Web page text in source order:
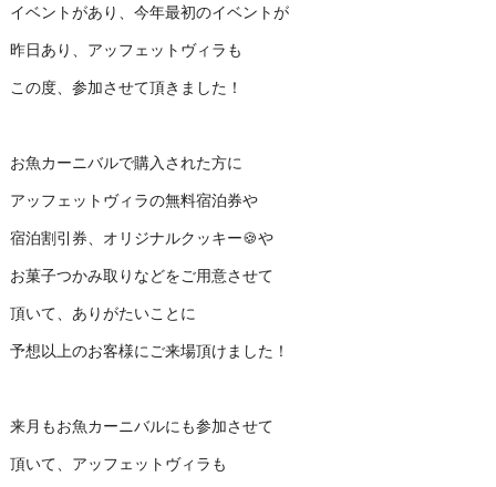
イベントがあり、今年最初のイベントが
昨日あり、アッフェットヴィラも
この度、参加させて頂きました！
お魚カーニバルで購入された方に
アッフェットヴィラの無料宿泊券や
宿泊割引券、オリジナルクッキー🍪や
お菓子つかみ取りなどをご用意させて
頂いて、ありがたいことに
予想以上のお客様にご来場頂けました！
来月もお魚カーニバルにも参加させて
頂いて、アッフェットヴィラも